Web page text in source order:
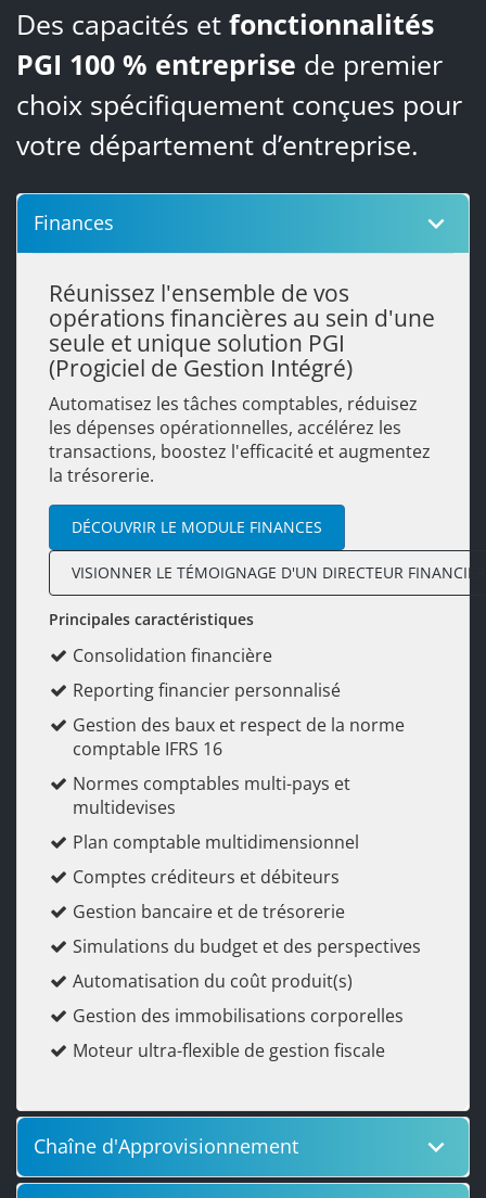
Des capacités et fonctionnalités
PGI 100 % entreprise de premier
choix spécifiquement conçues pour
votre département d’entreprise.
Finances keyboard_arrow_down
Réunissez l'ensemble de vos
opérations financières au sein d'une
seule et unique solution PGI
(Progiciel de Gestion Intégré)
Automatisez les tâches comptables, réduisez
les dépenses opérationnelles, accélérez les
transactions, boostez l'efficacité et augmentez
la trésorerie.
DÉCOUVRIR LE MODULE FINANCES
VISIONNER LE TÉMOIGNAGE D'UN DIRECTEUR FINANCIER
Principales caractéristiques
Consolidation financière
Reporting financier personnalisé
Gestion des baux et respect de la norme
comptable IFRS 16
Normes comptables multi-pays et
multidevises
Plan comptable multidimensionnel
Comptes créditeurs et débiteurs
Gestion bancaire et de trésorerie
Simulations du budget et des perspectives
Automatisation du coût produit(s)
Gestion des immobilisations corporelles
Moteur ultra-flexible de gestion fiscale
Chaîne d'Approvisionnement keyboard_arrow_down